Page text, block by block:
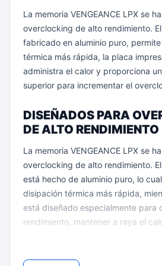
La memoria VENGEANCE LPX se
overclocking de alto rendimiento.
fabricado en aluminio puro,
térmica más rápida, la placa
administra el calor y proporciona
superior para incrementar el
DISEÑADOS PARA
DE ALTO RENDIMIENTO
La memoria VENGEANCE LPX se
overclocking de alto rendimiento.
está hecho de aluminio puro, lo
disipación térmica más rápida,
está diseñado especialmente para
rendimiento, mantener a raya el